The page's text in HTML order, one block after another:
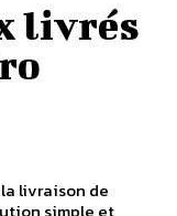
livrés